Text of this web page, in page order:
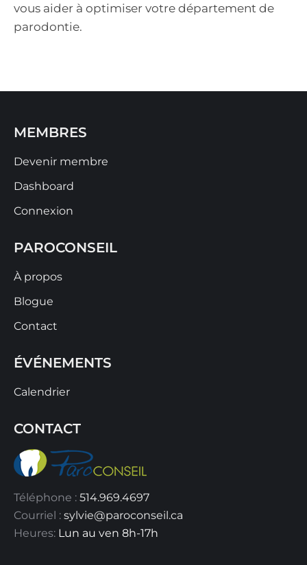
vous aider à optimiser votre département de
parodontie.
MEMBRES
Devenir membre
Dashboard
Connexion
PAROCONSEIL
À propos
Blogue
Contact
ÉVÉNEMENTS
Calendrier
CONTACT
Téléphone : 514.969.4697
Courriel : sylvie@paroconseil.ca
Heures: Lun au ven 8h-17h